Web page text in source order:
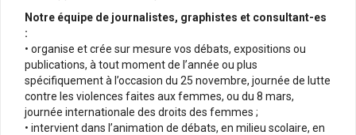
Notre équipe de journalistes, graphistes et consultant-es
:
• organise et crée sur mesure vos débats, expositions ou
publications, à tout moment de l’année ou plus
spécifiquement à l’occasion du 25 novembre, journée de lutte
contre les violences faites aux femmes, ou du 8 mars,
journée internationale des droits des femmes ;
• intervient dans l’animation de débats, en milieu scolaire, en